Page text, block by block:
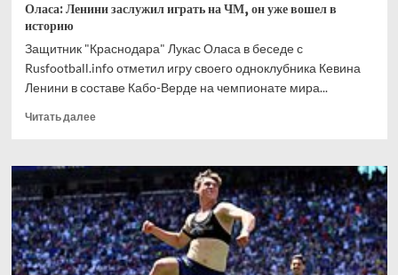
Оласа: Ленини заслужил играть на ЧМ, он уже вошел в
историю
Защитник "Краснодара" Лукас Оласа в беседе с
Rusfootball.info отметил игру своего одноклубника Кевина
Ленини в составе Кабо-Верде на чемпионате мира...
Читать далееПрочитать
Оласа:
Ленини
заслужил
играть
на
ЧМ,
он